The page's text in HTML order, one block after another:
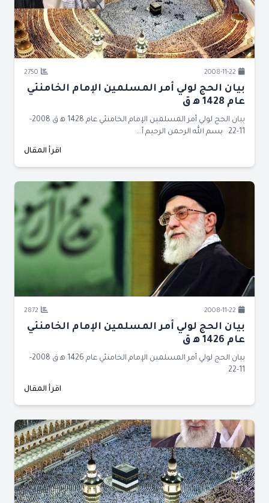
2008-11-22
2750
بيان الحج لولي أمر المسلمين الإمام الخامنئي
عام 1428 ﻫ ق
بيان الحج لولي أمر المسلمين الإمام الخامنئي عام 1428 ﻫ ق 2008-
11-22 بسم الله الرحمن الرحيم أ...
اقرأ المقال
2008-11-22
2872
بيان الحج لولي أمر المسلمين الإمام الخامنئي
عام 1426 ﻫ ق
بيان الحج لولي أمر المسلمين الإمام الخامنئي عام 1426 ﻫ ق 2008-
11-22
اقرأ المقال